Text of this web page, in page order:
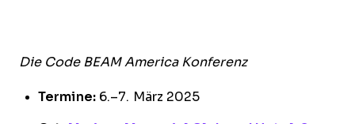
Die Code BEAM America Konferenz
Termine:6.–7. März 2025